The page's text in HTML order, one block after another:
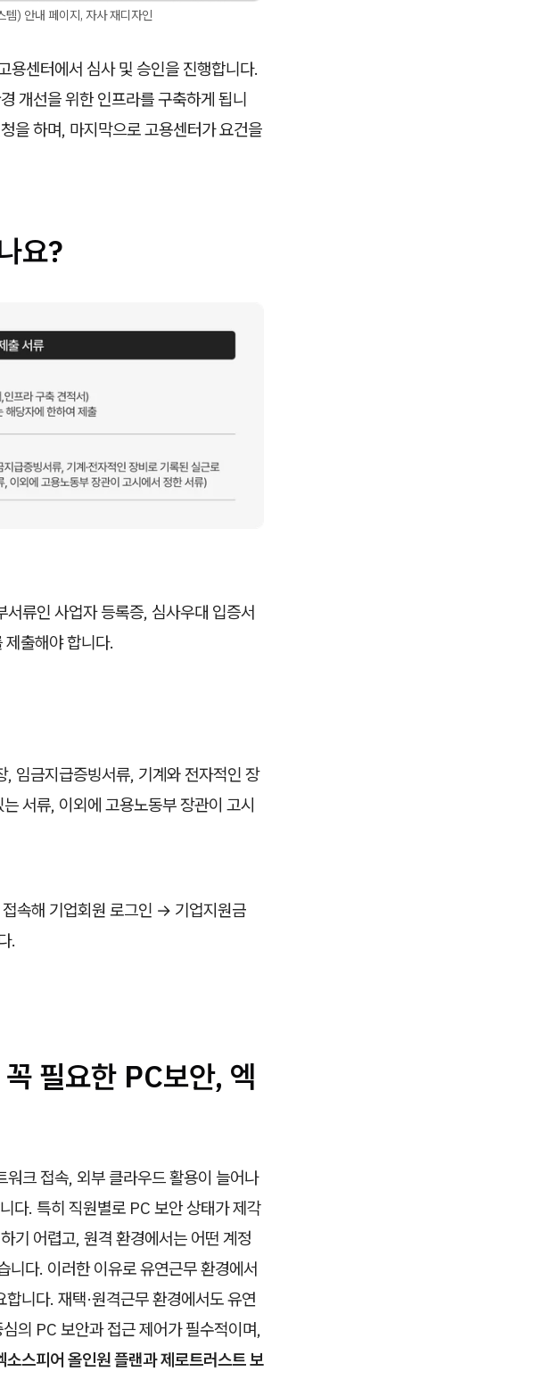
) 안내 페이지, 자사 재디자인
용센터에서 심사 및 승인을 진행합니다.
개선을 위한 인프라를 구축하게 됩니
을 하며, 마지막으로 고용센터가 요건을
요?
류인 사업자 등록증, 심사우대 입증서
출해야 합니다.
임금지급증빙서류, 기계와 전자적인 장
서류, 이외에 고용노동부 장관이 고시
속해 기업회원 로그인 → 기업지원금
.
필요한 PC보안, 엑
크 접속, 외부 클라우드 활용이 늘어나
다. 특히 직원별로 PC 보안 상태가 제각
기 어렵고, 원격 환경에서는 어떤 계정
니다. 이러한 이유로 유연근무 환경에서
니다. 재택·원격근무 환경에서도 유연
의 PC 보안과 접근 제어가 필수적이며,
스피어 올인원 플랜과 제로트러스트 보